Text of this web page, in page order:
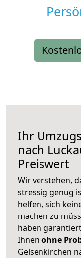
Ihr
nach
Preiswert
Wir verstehen,
stressig genug
helfen, sich
machen zu
haben
Ihnen ohne
Gelsenkirchen